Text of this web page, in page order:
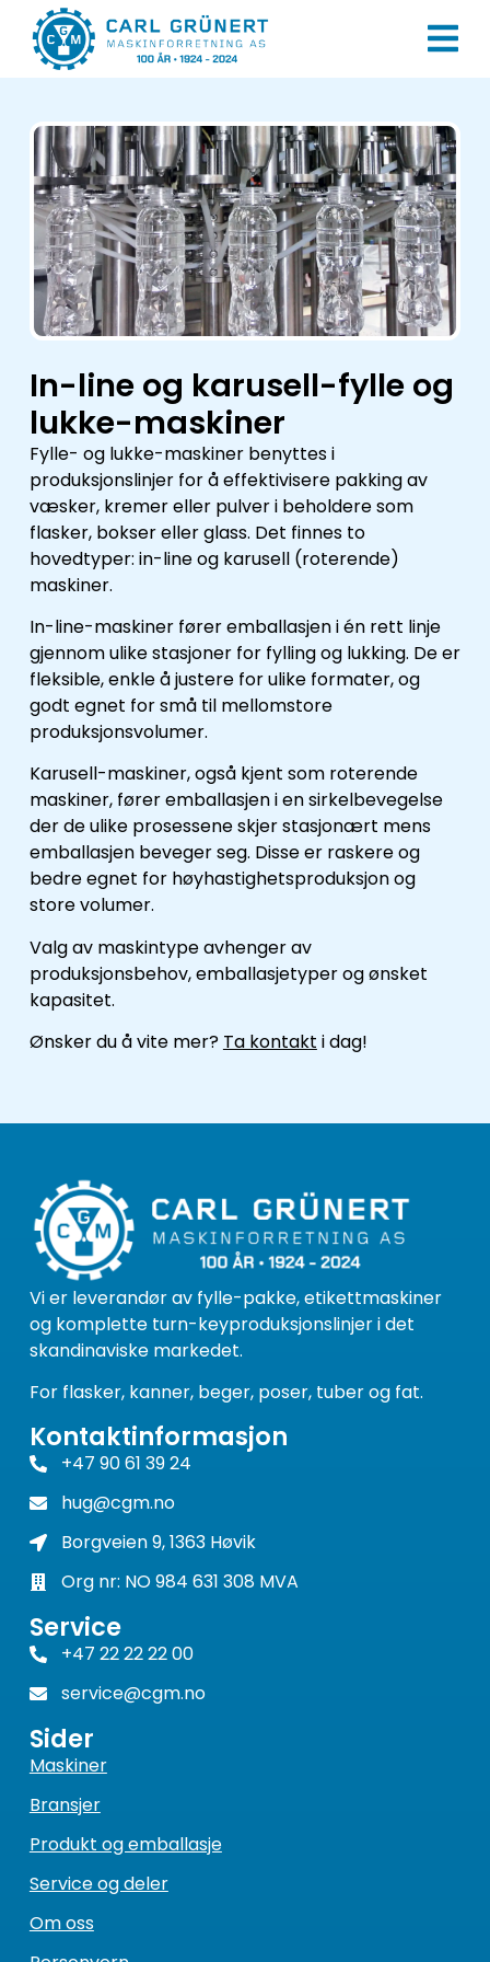
In-line og karusell-fylle og
lukke-maskiner
Fylle- og lukke-maskiner benyttes i
produksjonslinjer for å effektivisere pakking av
væsker, kremer eller pulver i beholdere som
flasker, bokser eller glass. Det finnes to
hovedtyper: in-line og karusell (roterende)
maskiner.
In-line-maskiner fører emballasjen i én rett linje
gjennom ulike stasjoner for fylling og lukking. De er
fleksible, enkle å justere for ulike formater, og
godt egnet for små til mellomstore
produksjonsvolumer.
Karusell-maskiner, også kjent som roterende
maskiner, fører emballasjen i en sirkelbevegelse
der de ulike prosessene skjer stasjonært mens
emballasjen beveger seg. Disse er raskere og
bedre egnet for høyhastighetsproduksjon og
store volumer.
Valg av maskintype avhenger av
produksjonsbehov, emballasjetyper og ønsket
kapasitet.
Ønsker du å vite mer? Ta kontakt i dag!
Vi er leverandør av fylle-pakke, etikettmaskiner
og komplette turn-keyproduksjonslinjer i det
skandinaviske markedet.
For flasker, kanner, beger, poser, tuber og fat.
Kontaktinformasjon
+47 90 61 39 24
hug@cgm.no
Borgveien 9, 1363 Høvik
Org nr: NO 984 631 308 MVA
Service
+47 22 22 22 00
service@cgm.no
Sider
Maskiner
Bransjer
Produkt og emballasje
Service og deler
Om oss